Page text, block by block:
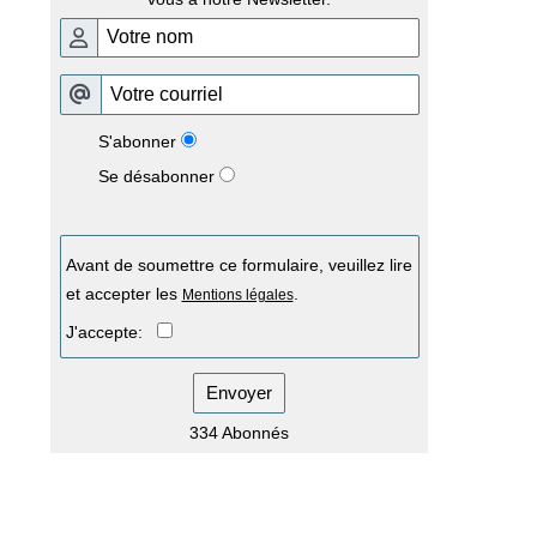
S'abonner
Se désabonner
Avant de soumettre ce formulaire, veuillez lire
et accepter les Mentions légales.
J'accepte:
Envoyer
334 Abonnés